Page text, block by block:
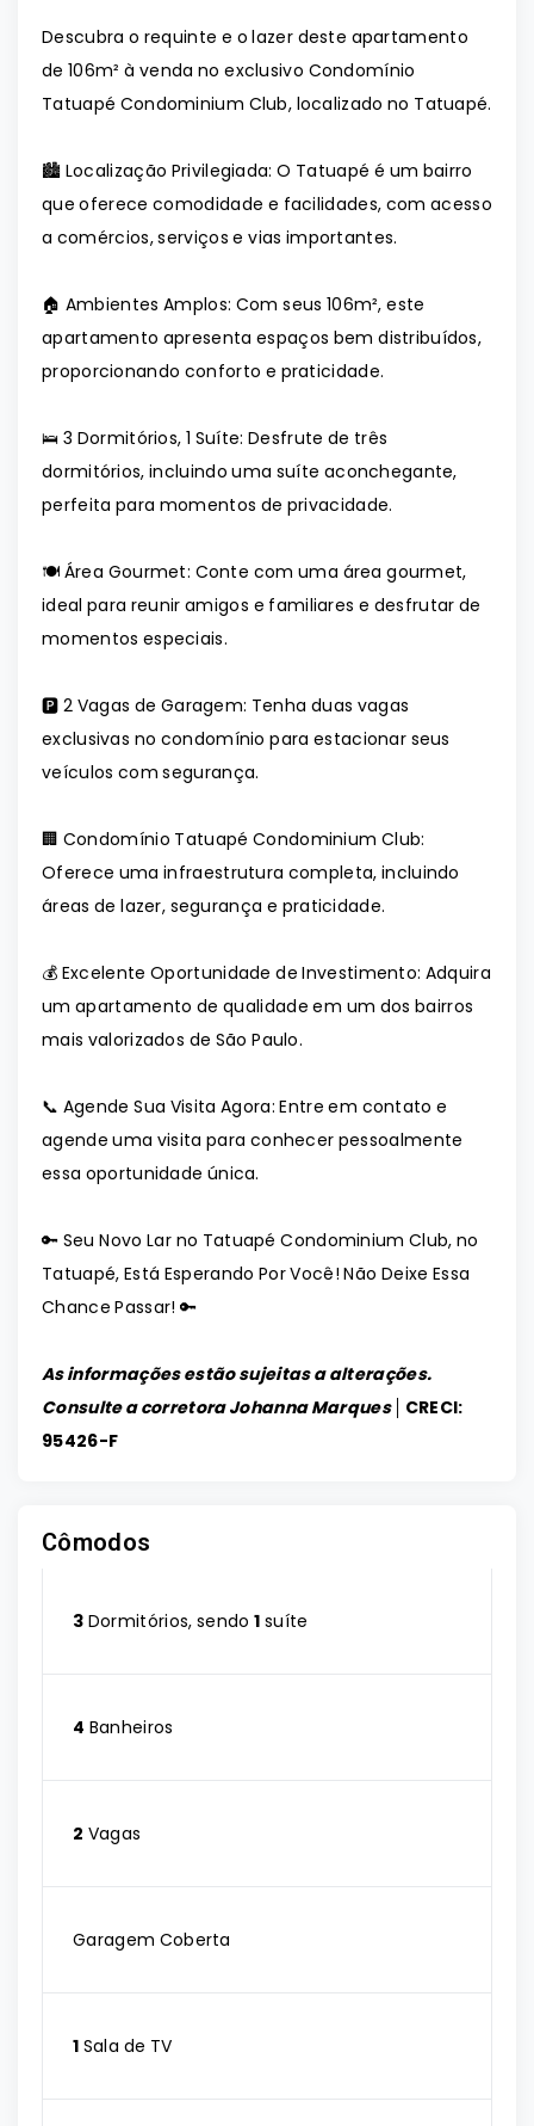
Descubra o requinte e o lazer deste apartamento
de 106m² à venda no exclusivo Condomínio
Tatuapé Condominium Club, localizado no Tatuapé.
🏙️ Localização Privilegiada: O Tatuapé é um bairro
que oferece comodidade e facilidades, com acesso
a comércios, serviços e vias importantes.
🏠 Ambientes Amplos: Com seus 106m², este
apartamento apresenta espaços bem distribuídos,
proporcionando conforto e praticidade.
🛌 3 Dormitórios, 1 Suíte: Desfrute de três
dormitórios, incluindo uma suíte aconchegante,
perfeita para momentos de privacidade.
🍽️ Área Gourmet: Conte com uma área gourmet,
ideal para reunir amigos e familiares e desfrutar de
momentos especiais.
🅿️ 2 Vagas de Garagem: Tenha duas vagas
exclusivas no condomínio para estacionar seus
veículos com segurança.
🏢 Condomínio Tatuapé Condominium Club:
Oferece uma infraestrutura completa, incluindo
áreas de lazer, segurança e praticidade.
💰 Excelente Oportunidade de Investimento: Adquira
um apartamento de qualidade em um dos bairros
mais valorizados de São Paulo.
📞 Agende Sua Visita Agora: Entre em contato e
agende uma visita para conhecer pessoalmente
essa oportunidade única.
🔑 Seu Novo Lar no Tatuapé Condominium Club, no
Tatuapé, Está Esperando Por Você! Não Deixe Essa
Chance Passar! 🔑
As informações estão sujeitas a alterações.
Consulte a corretora Johanna Marques │ CRECI:
95426-F
Cômodos
3 Dormitórios, sendo1 suíte
4 Banheiros
2 Vagas
Garagem Coberta
1 Sala de TV